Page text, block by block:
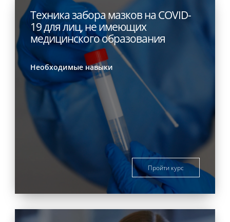
Техника забора мазков на COVID-
19 для лиц, не имеющих
медицинского образования
Необходимые навыки
Пройти курс